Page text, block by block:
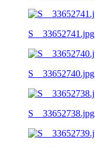
S__33652741.jpg
S__33652740.jpg
S__33652738.jpg